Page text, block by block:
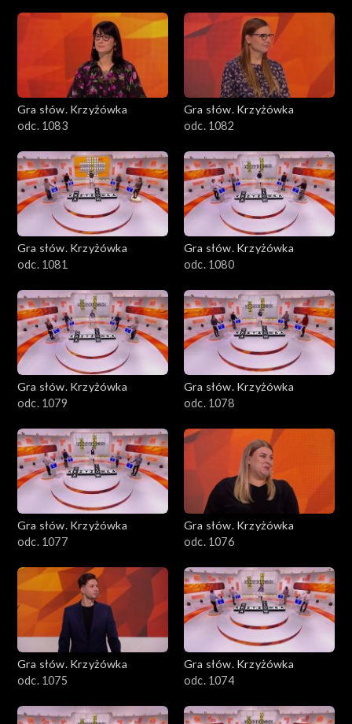
Gra słów. Krzyżówka
odc. 1083
Gra słów. Krzyżówka
odc. 1082
Gra słów. Krzyżówka
odc. 1081
Gra słów. Krzyżówka
odc. 1080
Gra słów. Krzyżówka
odc. 1079
Gra słów. Krzyżówka
odc. 1078
Gra słów. Krzyżówka
odc. 1077
Gra słów. Krzyżówka
odc. 1076
Gra słów. Krzyżówka
odc. 1075
Gra słów. Krzyżówka
odc. 1074